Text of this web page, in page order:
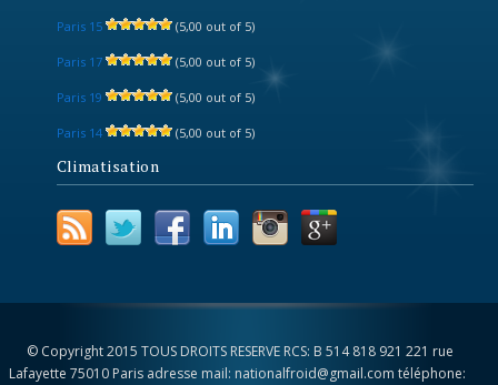
Paris 15 (5,00 out of 5)
Paris 17 (5,00 out of 5)
Paris 19 (5,00 out of 5)
Paris 14 (5,00 out of 5)
Climatisation
© Copyright 2015 TOUS DROITS RESERVE RCS: B 514 818 921 221 rue
Lafayette 75010 Paris adresse mail: nationalfroid@gmail.com téléphone: